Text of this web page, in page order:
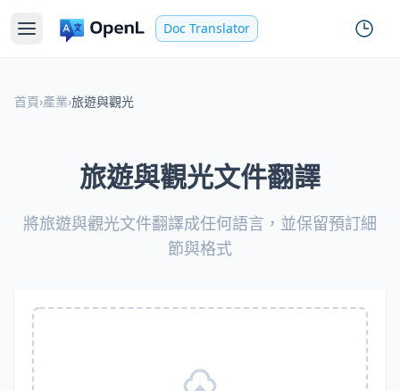
Doc Translator
首頁›產業›旅遊與觀光
旅遊與觀光文件翻譯
將旅遊與觀光文件翻譯成任何語言，並保留預訂細
節與格式